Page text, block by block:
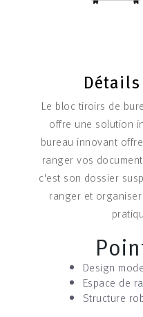
Le bloc tiroirs de
offre une solution
bureau innovant
ranger vos
c'est son dossier
ranger et
Design
Espace de
Structure